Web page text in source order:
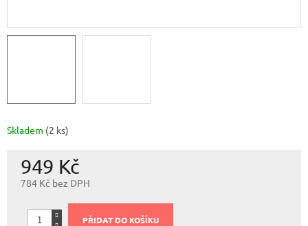
949 Kč
784 Kč bez DPH
cena:
Skladem (2 ks)
PŘIDAT DO KOŠÍKU